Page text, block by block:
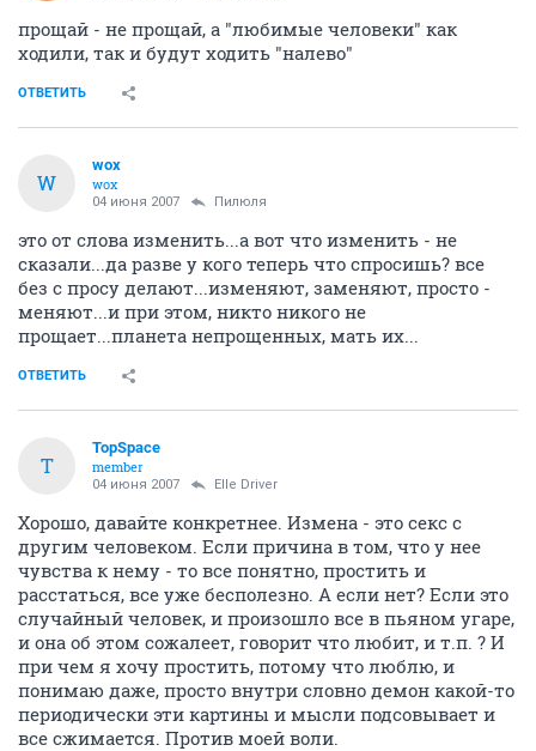
прощай - не прощай, а "любимые человеки" как
ходили, так и будут ходить "налево"
ОТВЕТИТЬ
W
wox
wox
04 июня 2007 Пилюля
это от слова изменить...а вот что изменить - не
сказали...да разве у кого теперь что спросишь? все
без с просу делают...изменяют, заменяют, просто -
меняют...и при этом, никто никого не
прощает...планета непрощенных, мать их...
ОТВЕТИТЬ
T
TopSpace
member
04 июня 2007 Elle Driver
Хорошо, давайте конкретнее. Измена - это секс с
другим человеком. Если причина в том, что у нее
чувства к нему - то все понятно, простить и
расстаться, все уже бесполезно. А если нет? Если это
случайный человек, и произошло все в пьяном угаре,
и она об этом сожалеет, говорит что любит, и т.п. ? И
при чем я хочу простить, потому что люблю, и
понимаю даже, просто внутри словно демон какой-то
периодически эти картины и мысли подсовывает и
все сжимается. Против моей воли.